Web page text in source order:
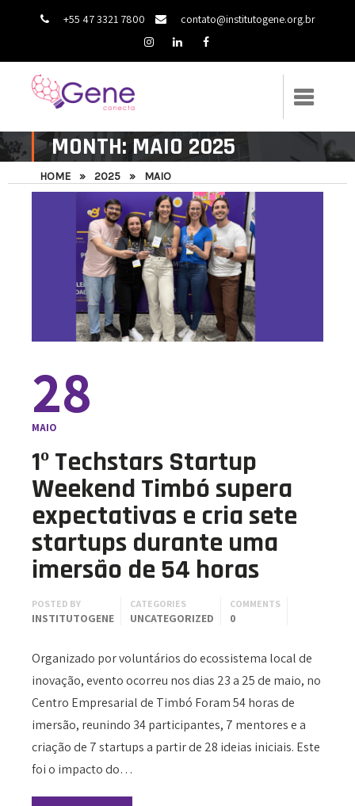
+55 47 3321 7800 contato@institutogene.org.br
MONTH: MAIO 2025
HOME » 2025 » MAIO
28
MAIO
1º Techstars Startup
Weekend Timbó supera
expectativas e cria sete
startups durante uma
imersão de 54 horas
POSTED BY
INSTITUTOGENE
CATEGORIES
UNCATEGORIZED
COMMENTS
0
Organizado por voluntários do ecossistema local de
inovação, evento ocorreu nos dias 23 a 25 de maio, no
Centro Empresarial de Timbó Foram 54 horas de
imersão, reunindo 34 participantes, 7 mentores e a
criação de 7 startups a partir de 28 ideias iniciais. Este
foi o impacto do…